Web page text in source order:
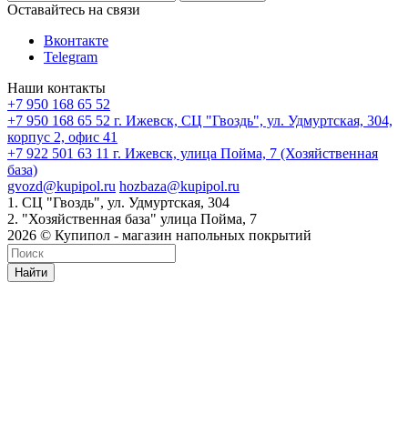
Оставайтесь на связи
Вконтакте
Telegram
Наши контакты
+7 950 168 65 52
+7 950 168 65 52 г. Ижевск, СЦ "Гвоздь", ул. Удмуртская, 304,
корпус 2, офис 41
+7 922 501 63 11 г. Ижевск, улица Пойма, 7 (Хозяйственная
база)
gvozd@kupipol.ru hozbaza@kupipol.ru
1. СЦ "Гвоздь", ул. Удмуртская, 304
2. "Хозяйственная база" улица Пойма, 7
2026 © Купипол - магазин напольных покрытий
Найти